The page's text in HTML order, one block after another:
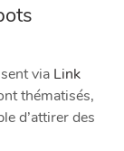
via Link
thématisés,
d’attirer des